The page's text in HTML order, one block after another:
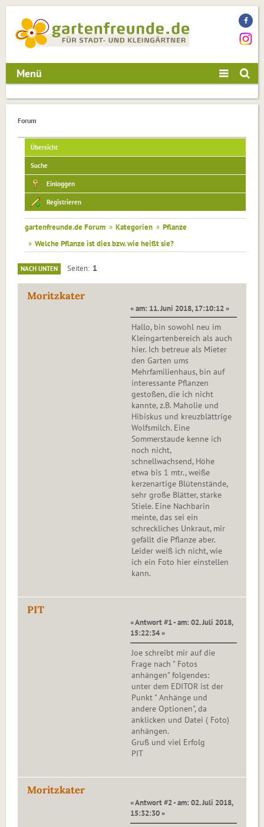
Menü
Forum
Übersicht
Suche
Einloggen
Registrieren
gartenfreunde.de Forum » Kategorien » Pflanze
» Welche Pflanze ist dies bzw. wie heißt sie?
NACH UNTEN Seiten 1
Moritzkater
« am: 11. Juni 2018, 17:10:12 »
Hallo, bin sowohl neu im
Kleingartenbereich als auch
hier. Ich betreue als Mieter
den Garten ums
Mehrfamilienhaus, bin auf
interessante Pflanzen
gestoßen, die ich nicht
kannte, z.B. Maholie und
Hibiskus und kreuzblättrige
Wolfsmilch. Eine
Sommerstaude kenne ich
noch nicht,
schnellwachsend, Höhe
etwa bis 1 mtr., weiße
kerzenartige Blütenstände,
sehr große Blätter, starke
Stiele. Eine Nachbarin
meinte, das sei ein
schreckliches Unkraut, mir
gefällt die Pflanze aber.
Leider weiß ich nicht, wie
ich ein Foto hier einstellen
kann.
PIT
« Antwort #1 - am: 02. Juli 2018,
15:22:34 »
Joe schreibt mir auf die
Frage nach " Fotos
anhängen" folgendes:
unter dem EDITOR ist der
Punkt " Anhänge und
andere Optionen", da
anklicken und Datei ( Foto)
anhängen.
Gruß und viel Erfolg
PIT
Moritzkater
« Antwort #2 - am: 02. Juli 2018,
15:32:30 »